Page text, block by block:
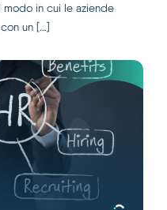
modo in cui le aziende
un […]